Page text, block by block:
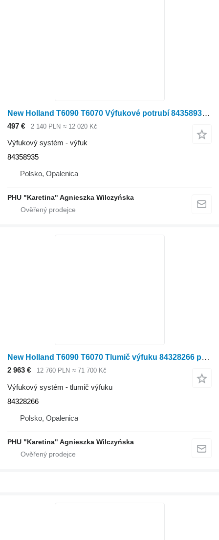
New Holland T6090 T6070 Výfukové potrubí 84358935 pro sklízecí mlátičku New Holland T6090 T6070
497 € 2 140 PLN ≈ 12 020 Kč
Výfukový systém - výfuk
84358935
Polsko, Opalenica
PHU "Karetina" Agnieszka Wilczyńska
New Holland T6090 T6070 Tlumič výfuku 84328266 pro sklízecí mlátičku New Holland T6090 T6070
2 963 € 12 760 PLN ≈ 71 700 Kč
Výfukový systém - tlumič výfuku
84328266
Polsko, Opalenica
PHU "Karetina" Agnieszka Wilczyńska